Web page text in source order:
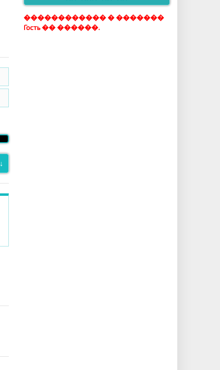
������������ � �������
Гость �� ������.